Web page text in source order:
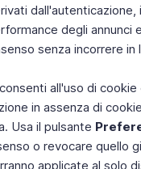
degli
senza incorrere
all'uso di
in assenza di
Usa il pulsante
o revocare quello
applicate al solo